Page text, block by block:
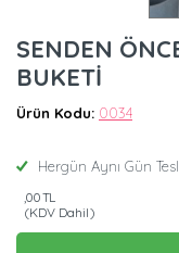
SENDEN
BUKETİ
Ürün Kodu: 0034
Hergün Aynı Gün
,00 TL
(KDV Dahil)